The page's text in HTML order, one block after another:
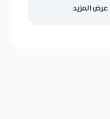
عرض المزيد